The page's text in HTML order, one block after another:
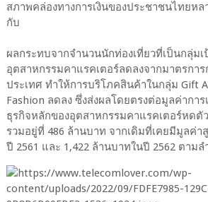
สภาพคล่องทางการเงินของประชาชนไทยห
กับ
ผลกระทบจากจำนวนนักท่องเที่ยวที่เป็นกลุ่ม
อุตสาหกรรมคาแรคเตอร์ลดลงจากมาตรการ
ประเทศ ทำให้การบริโภคสินค้าในกลุ่ม Gift
Fashion ลดลง ซึ่งส่งผลโดยตรงต่อมูลค่ากา
ธุรกิจหลักของอุตสาหกรรมคาแรคเตอร์หดตั
รวมอยู่ที่ 486 ล้านบาท จากเดิมที่เคยมีมูลค่า
ปี 2561 และ 1,422 ล้านบาทในปี 2562 ตามล